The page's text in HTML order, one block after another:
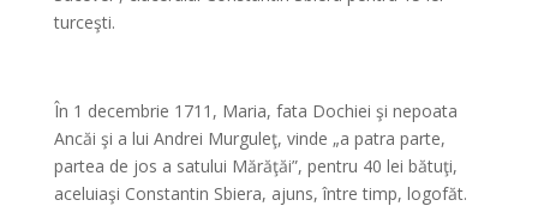
turceşti.
În 1 decembrie 1711, Maria, fata Dochiei şi nepoata
Ancăi şi a lui Andrei Murguleţ, vinde „a patra parte,
partea de jos a satului Mărăţăi”, pentru 40 lei bătuţi,
aceluiaşi Constantin Sbiera, ajuns, între timp, logofăt.